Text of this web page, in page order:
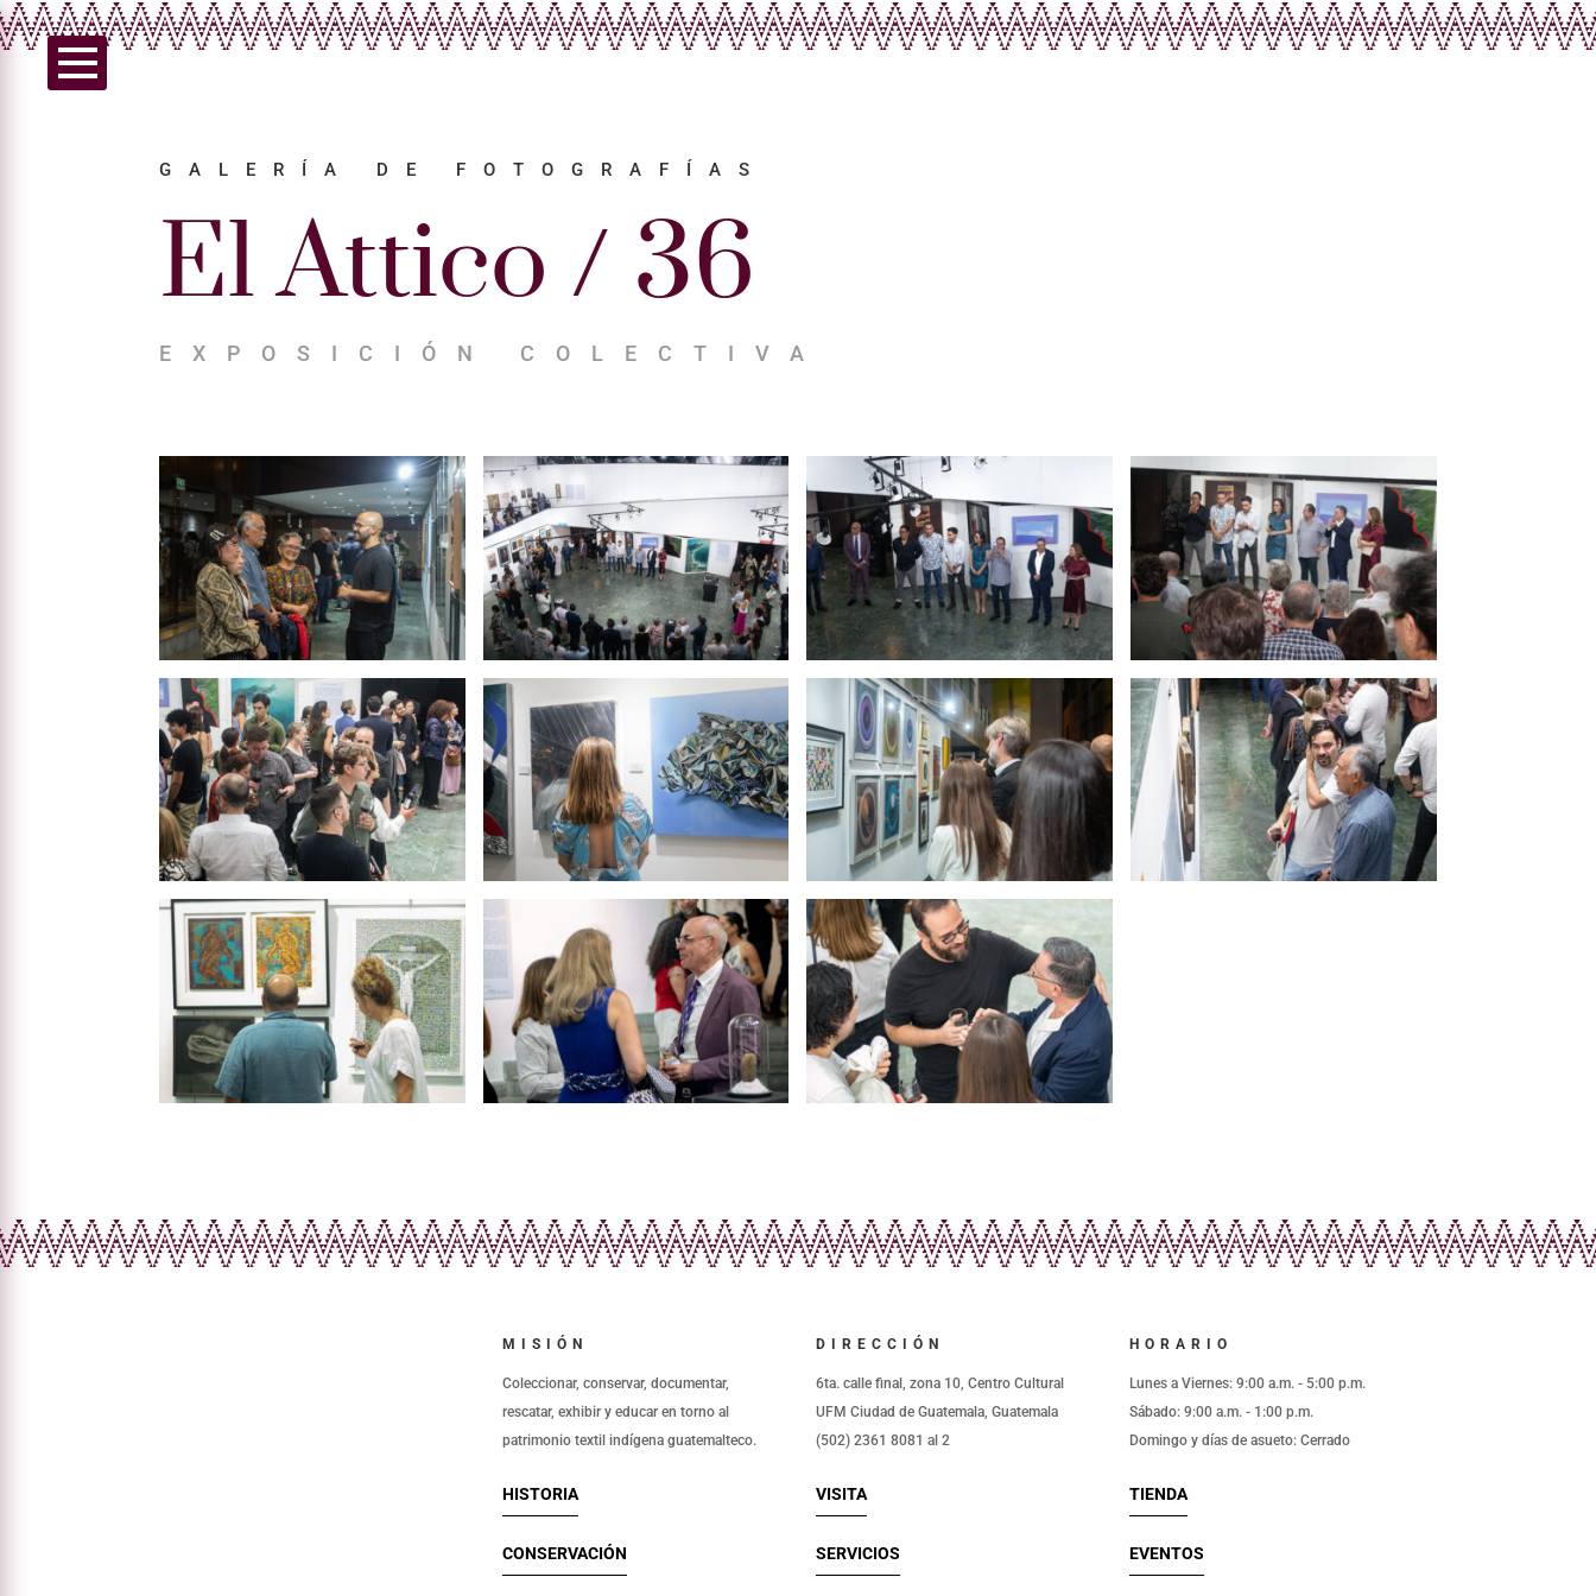
GALERÍA DE FOTOGRAFÍAS
El Attico / 36
EXPOSICIÓN COLECTIVA
MISIÓN
Coleccionar, conservar, documentar,
rescatar, exhibir y educar en torno al
patrimonio textil indígena guatemalteco.
HISTORIA
CONSERVACIÓN
DIRECCIÓN
6ta. calle final, zona 10, Centro Cultural
UFM Ciudad de Guatemala, Guatemala
(502) 2361 8081 al 2
VISITA
SERVICIOS
HORARIO
Lunes a Viernes: 9:00 a.m. - 5:00 p.m.
Sábado: 9:00 a.m. - 1:00 p.m.
Domingo y días de asueto: Cerrado
TIENDA
EVENTOS